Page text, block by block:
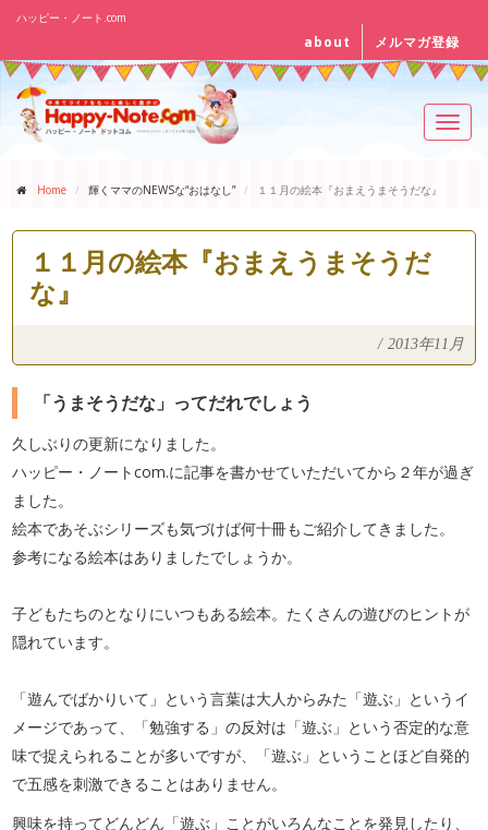
ハッピー・ノート.com
about メルマガ登録
Home 輝くママのNEWSな“おはなし” １１月の絵本『おまえうまそうだな』
１１月の絵本『おまえうまそうだ
な』
/ 2013年11月
「うまそうだな」ってだれでしょう
久しぶりの更新になりました。
ハッピー・ノートcom.に記事を書かせていただいてから２年が過ぎ
ました。
絵本であそぶシリーズも気づけば何十冊もご紹介してきました。
参考になる絵本はありましたでしょうか。
子どもたちのとなりにいつもある絵本。たくさんの遊びのヒントが
隠れています。
「遊んでばかりいて」という言葉は大人からみた「遊ぶ」というイ
メージであって、「勉強する」の反対は「遊ぶ」という否定的な意
味で捉えられることが多いですが、「遊ぶ」ということほど自発的
で五感を刺激できることはありません。
興味を持ってどんどん「遊ぶ」ことがいろんなことを発見したり、